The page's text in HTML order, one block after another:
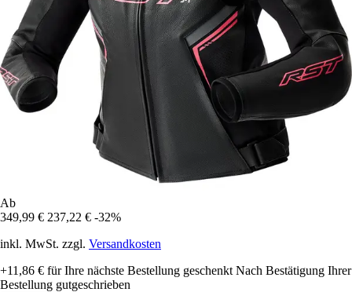
Ab
349,99 € 237,22 € -32%
inkl. MwSt. zzgl. Versandkosten
+11,86 € für Ihre nächste Bestellung geschenkt Nach Bestätigung Ihrer
Bestellung gutgeschrieben